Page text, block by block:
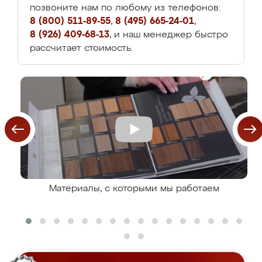
позвоните нам по любому из телефонов:
8 (800) 511-89-55, 8 (495) 665-24-01,
8 (926) 409-68-13, и наш менеджер быстро
рассчитает стоимость.
Материалы, с которыми мы работаем